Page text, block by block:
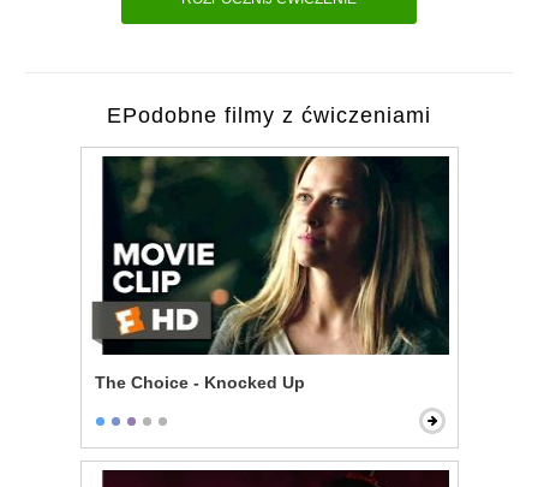
EPodobne filmy z ćwiczeniami
The Choice - Knocked Up